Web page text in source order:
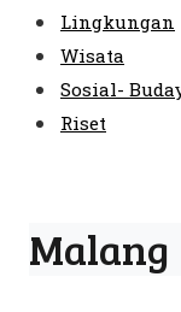
Lingkungan
Wisata
Sosial-
Riset
Malang